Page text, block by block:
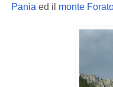
Pania ed il monte